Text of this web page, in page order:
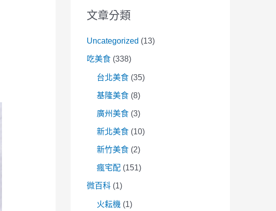
文章分類
Uncategorized (13)
吃美食 (338)
台北美食 (35)
基隆美食 (8)
廣州美食 (3)
新北美食 (10)
新竹美食 (2)
瘋宅配 (151)
微百科 (1)
火耘機 (1)